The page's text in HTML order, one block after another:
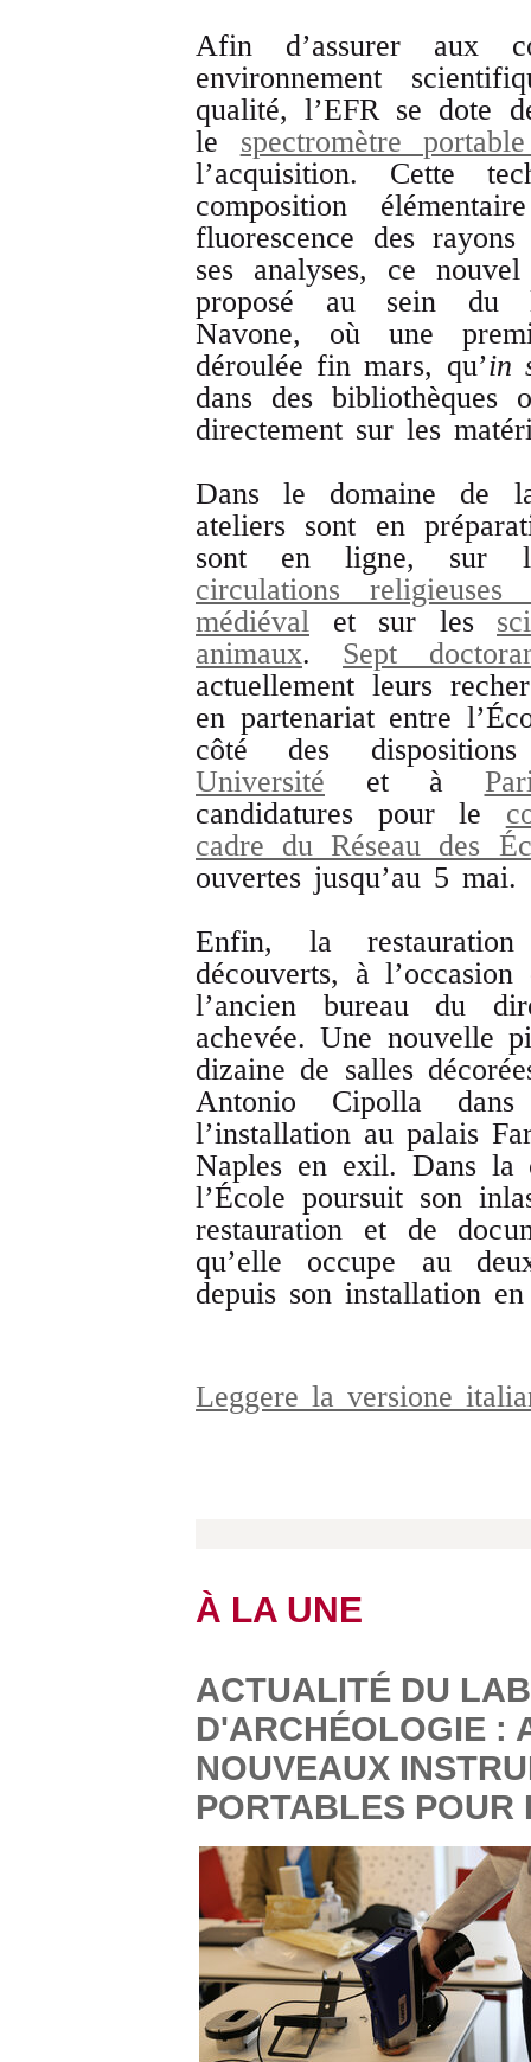
Afin d’assurer aux
environnement
qualité, l’EFR se dote
le spectromètre
l’acquisition. Cette
composition
fluorescence des
ses analyses, ce
proposé au sein du
Navone, où une
déroulée fin mars, qu’in
dans des bibliothèques
directement sur les
Dans le domaine de
ateliers sont en
sont en ligne, sur
circulations
médiéval et sur les
animaux. Sept
actuellement leurs
en partenariat entre
côté des
Université et à
candidatures pour le
cadre du Réseau des
ouvertes jusqu’au 5 mai.
Enfin, la
découverts, à
l’ancien bureau du
achevée. Une nouvelle
dizaine de salles
Antonio Cipolla
l’installation au palais
Naples en exil. Dans la
l’École poursuit son
restauration et de
qu’elle occupe au
depuis son installation
Leggere la versione
À LA UNE
ACTUALITÉ DU
D'ARCHÉOLOGIE :
NOUVEAUX
PORTABLES POUR